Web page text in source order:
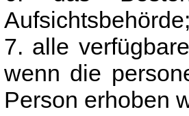
Aufsichtsbehörde;
7. alle
wenn die
Person erhoben